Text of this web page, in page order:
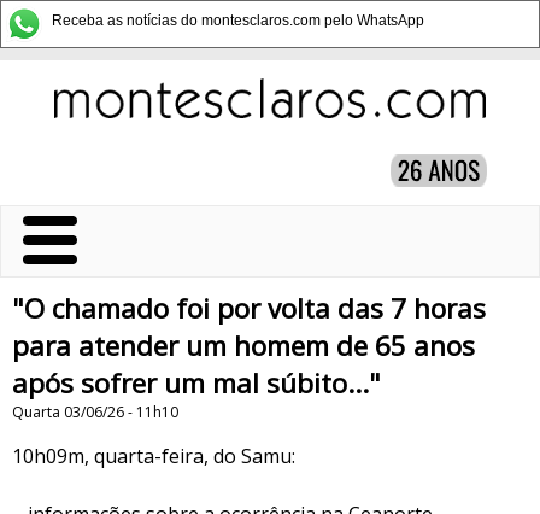
Receba as notícias do montesclaros.com pelo WhatsApp
"O chamado foi por volta das 7 horas
para atender um homem de 65 anos
após sofrer um mal súbito..."
Quarta 03/06/26 - 11h10
10h09m, quarta-feira, do Samu: